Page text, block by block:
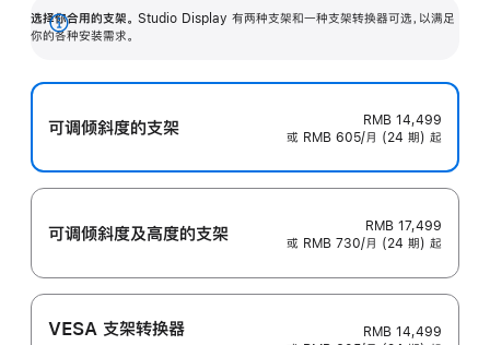
选择你合用的支架。 Studio Display 有两种支架和一种支架转换器可选，以满足
你的各种安装需求。
展
可调倾斜度的支架
RMB 14,499
或 RMB 605/月 (24 期) 起
可调倾斜度及高‍度的支‍架
RMB 17,499
或 RMB 730/月 (24 期) 起
VESA 支架转换器
RMB 14,499